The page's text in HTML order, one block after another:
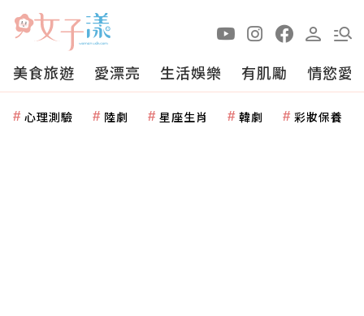
美食旅遊 愛漂亮 生活娛樂 有肌勵 情慾愛
心理測驗 陸劇 星座生肖 韓劇 彩妝保養